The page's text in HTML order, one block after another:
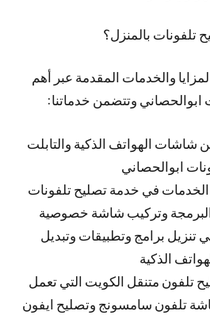
تلفونات بالمنزل؟
والخدمات المقدمة عبر أهم
وتتضمن خدماتنا:
شاشات الهواتف الذكية والتابلت
ابوالحصاني
في خدمة تصليح تلفونات
وتركيب شاشة خصوصية
في تنزيل برامج وتطبيقات وتبديل
الذكية
تلفون متنقل الكويت التي تعمل
تلفون سامسونج وتصليح ايفون